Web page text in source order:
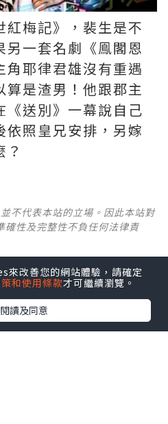
紅梅記》，裴生是不
另一套名劇《鳯閣恩
角耶律君雄沒有重遇
算是渣男！他跟郡主
《送別》一幕說自己
依照皇兄安排，另嫁
不代表本站的立場。因此本站對
確性及完整性不負任何法律責
社群創作有價企劃》
】
丶美食丶親子丶寵物丶扮靚
改善您的網站體驗，請確定
和使用條款才可繼續瀏覽。
讀及同意